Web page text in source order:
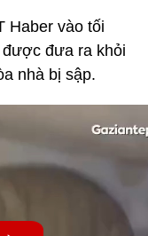
Haber vào tối
đưa ra khỏi
nhà bị sập.